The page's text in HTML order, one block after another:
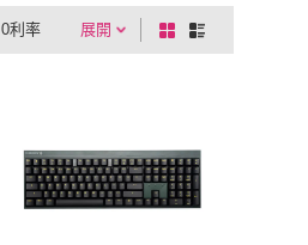
展開
0利率
棋
盤
列